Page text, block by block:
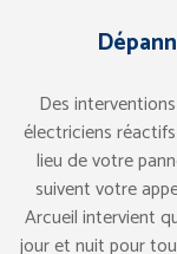
Des
électriciens
lieu de votre
suivent votre
Arcueil intervient
jour et nuit pour